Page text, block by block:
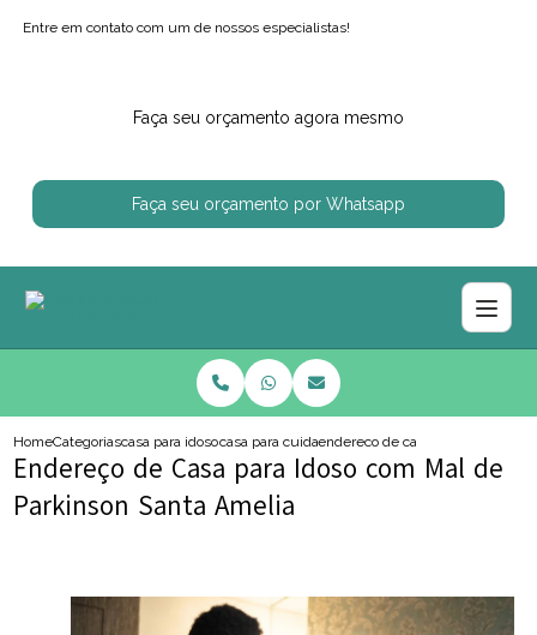
Entre em contato com um de nossos especialistas!
Faça seu orçamento agora mesmo
Faça seu orçamento por Whatsapp
HomeCategoriascasa para idososcasa para cuidar de idosoendereco de casa para idoso
Endereço de Casa para Idoso com Mal de
Parkinson Santa Amelia